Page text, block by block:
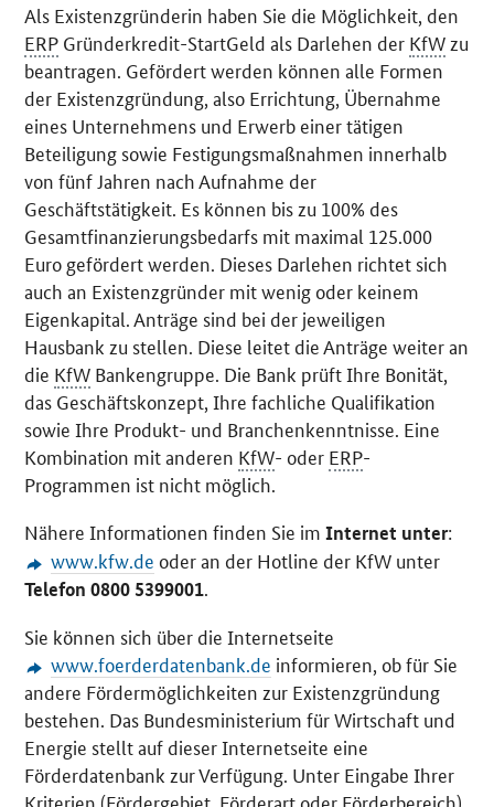
Als Existenzgründerin haben Sie die Möglichkeit, den
ERP Gründerkredit-StartGeld als Darlehen der KfW zu
beantragen. Gefördert werden können alle Formen
der Existenzgründung, also Errichtung, Übernahme
eines Unternehmens und Erwerb einer tätigen
Beteiligung sowie Festigungsmaßnahmen innerhalb
von fünf Jahren nach Aufnahme der
Geschäftstätigkeit. Es können bis zu 100% des
Gesamtfinanzierungsbedarfs mit maximal 125.000
Euro gefördert werden. Dieses Darlehen richtet sich
auch an Existenzgründer mit wenig oder keinem
Eigenkapital. Anträge sind bei der jeweiligen
Hausbank zu stellen. Diese leitet die Anträge weiter an
die KfW Bankengruppe. Die Bank prüft Ihre Bonität,
das Geschäftskonzept, Ihre fachliche Qualifikation
sowie Ihre Produkt- und Branchenkenntnisse. Eine
Kombination mit anderen KfW- oder ERP-
Programmen ist nicht möglich.
Nähere Informationen finden Sie imInternet unter:
www.kfw.de oder an der Hotline der KfW unter
Telefon 0800 5399001.
Sie können sich über die Internetseite
www.foerderdatenbank.de informieren, ob für Sie
andere Fördermöglichkeiten zur Existenzgründung
bestehen. Das Bundesministerium für Wirtschaft und
Energie stellt auf dieser Internetseite eine
Förderdatenbank zur Verfügung. Unter Eingabe Ihrer